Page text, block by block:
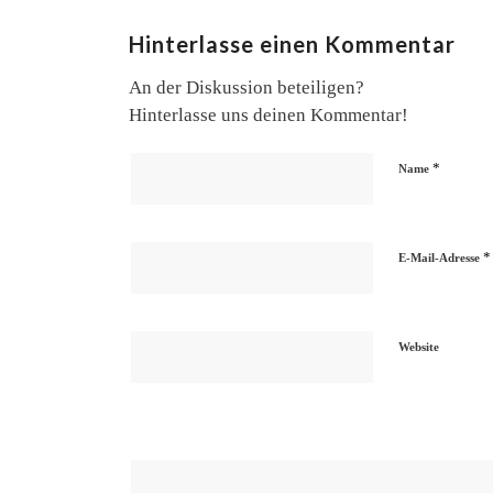
Hinterlasse einen Kommentar
An der Diskussion beteiligen?
Hinterlasse uns deinen Kommentar!
Name*
E-Mail-Adresse*
Website